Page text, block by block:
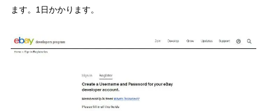
ます。1日かかります。